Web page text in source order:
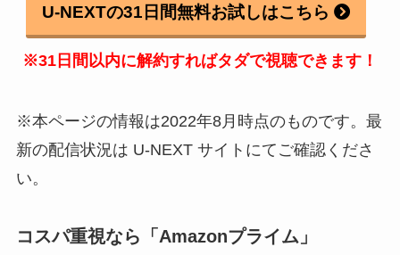
U-NEXTの31日間無料お試しはこちら
※31日間以内に解約すればタダで視聴できます！
※本ページの情報は2022年8月時点のものです。最
新の配信状況は U-NEXT サイトにてご確認くださ
い。
コスパ重視なら「Amazonプライム」